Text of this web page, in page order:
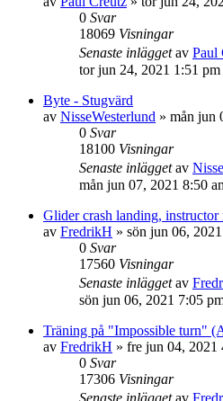
0 Svar
18069 Visningar
Senaste inläggetav Paul
tor jun 24, 2021 1:51 pm
Byte - Stugvärd
av NisseWesterlund » mån jun
0 Svar
18100 Visningar
Senaste inläggetav
mån jun 07, 2021 8:50
Glider crash landing, instructor
av FredrikH » sön jun 06,
0 Svar
17560 Visningar
Senaste inläggetav
sön jun 06, 2021 7:05
Träning på "Impossible turn"
av FredrikH » fre jun 04, 2021
0 Svar
17306 Visningar
Senaste inläggetav